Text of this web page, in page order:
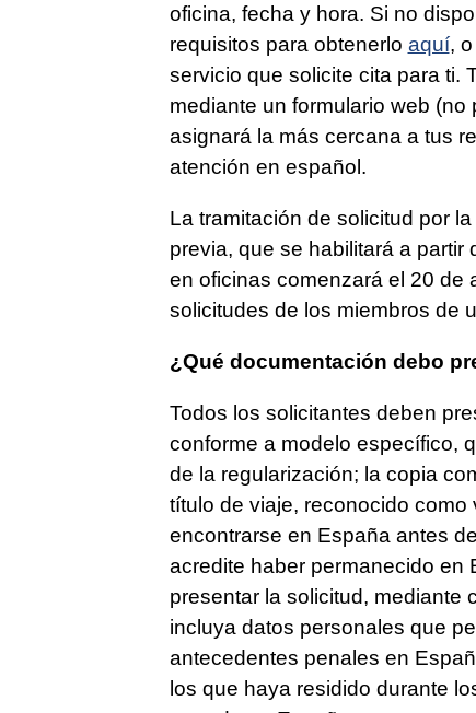
oficina, fecha y hora. Si no
requisitos para obtenerlo aquí,
servicio que solicite cita para ti.
mediante un formulario web
asignará la más cercana a tus
atención en español.
La tramitación de solicitud por
previa, que se habilitará a partir
en oficinas comenzará el 20 de
solicitudes de los miembros de
¿Qué documentación debo
Todos los solicitantes deben
conforme a modelo específico,
de la regularización; la copia
título de viaje, reconocido
encontrarse en España antes
acredite haber permanecido en
presentar la solicitud, mediante
incluya datos personales que
antecedentes penales en
los que haya residido durante